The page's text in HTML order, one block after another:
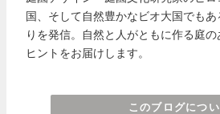
国、そして自然豊かなビオ大国でも
りを発信。自然と人がともに作る庭
ヒントをお届けします。
このブログにつ